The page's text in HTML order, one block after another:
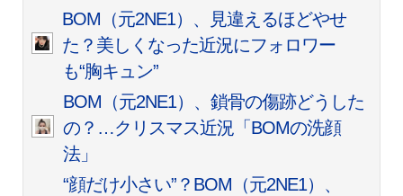
BOM（元2NE1）、見違えるほどやせ
た？美しくなった近況にフォロワー
も“胸キュン”
BOM（元2NE1）、鎖骨の傷跡どうした
の？…クリスマス近況「BOMの洗顔
法」
“顔だけ小さい”？BOM（元2NE1）、